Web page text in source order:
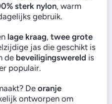
sterk nylon, warm
gebruik.
lage kraag, twee grote
jas die geschikt is
de beveiligingswereld is
populair.
Deoranje
ontworpen om